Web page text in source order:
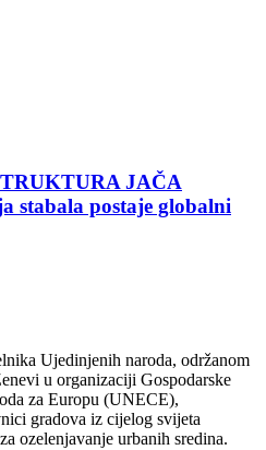
JAČA
stabala postaje globalni
Ujedinjenih naroda, održanom
u organizaciji Gospodarske
za Europu (UNECE),
gradova iz cijelog svijeta
ozelenjavanje urbanih sredina.